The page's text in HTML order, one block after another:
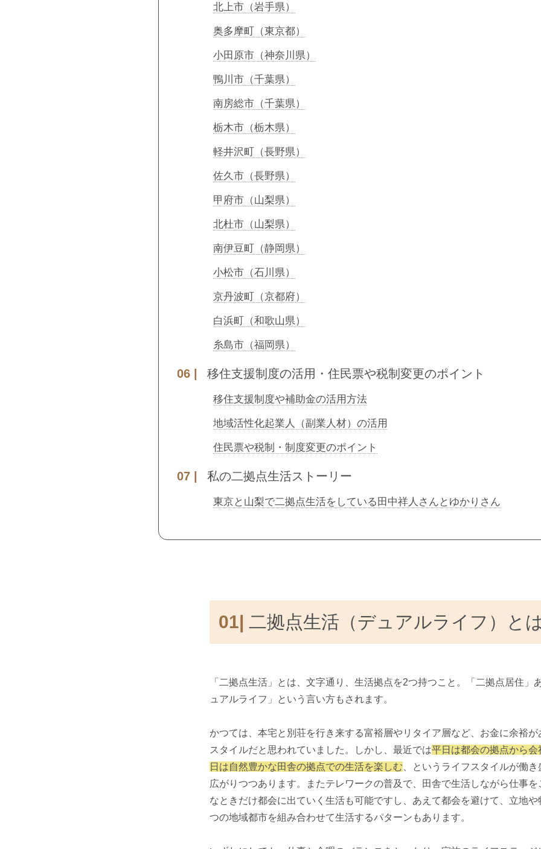
北上市（岩手県）
奥多摩町（東京都）
小田原市（神奈川県）
鴨川市（千葉県）
南房総市（千葉県）
栃木市（栃木県）
軽井沢町（長野県）
佐久市（長野県）
甲府市（山梨県）
北杜市（山梨県）
南伊豆町（静岡県）
小松市（石川県）
京丹波町（京都府）
白浜町（和歌山県）
糸島市（福岡県）
移住支援制度の活用・住民票や税制変更のポイント
移住支援制度や補助金の活用方法
地域活性化起業人（副業人材）の活用
住民票や税制・制度変更のポイント
私の二拠点生活ストーリー
東京と山梨で二拠点生活をしている田中祥人さんとゆかりさん
01| 二拠点生活（デュアルライフ）と
「二拠点生活」とは、文字通り、生活拠点を2つ持つこと。「二拠点居住」
ュアルライフ」という言い方もされます。
かつては、本宅と別荘を行き来する富裕層やリタイア層など、お金に余裕が
スタイルだと思われていました。しかし、最近では平日は都会の拠点から会
日は自然豊かな田舎の拠点での生活を楽しむ 、というライフスタイルが働
広がりつつあります。またテレワークの普及で、田舎で生活しながら仕事
なときだけ都会に出ていく生活も可能ですし、あえて都会を避けて、立地
つの地域都市を組み合わせて生活するパターンもあります。